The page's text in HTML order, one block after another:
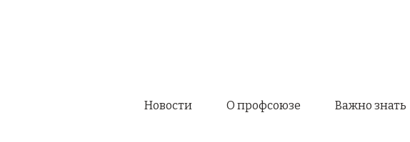
Новости О профсоюзе Важно знать